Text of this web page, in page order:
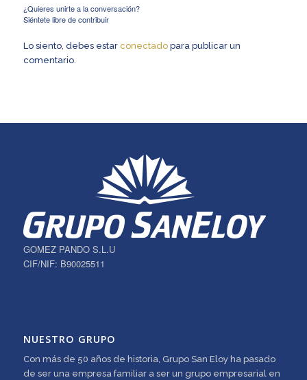
¿Quieres unirte a la conversación?
Siéntete libre de contribuir
Lo siento, debes estar conectadopara publicar un
comentario.
GOMEZ PANDO S.L.U
CIF/NIF: B90025511
NUESTRO GRUPO
Con más de 50 años de historia, Grupo San Eloy ha pasado
de ser una empresa familiar a ser un grupo empresarial en